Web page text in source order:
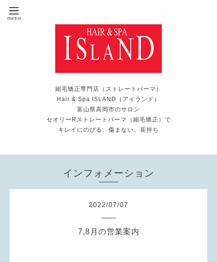
縮毛矯正専門店（ストレートパーマ）
Hair & Spa ISLAND（アイランド）
富山県高岡市のサロン
セオリーRストレートパーマ（縮毛矯正）で
キレイにのびる、傷まない、長持ち
インフォメーション
2022/07/07
7,8月の営業案内